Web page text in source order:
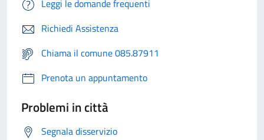
Leggi le domande frequenti
Richiedi Assistenza
Chiama il comune 085.87911
Prenota un appuntamento
Problemi in città
Segnala disservizio